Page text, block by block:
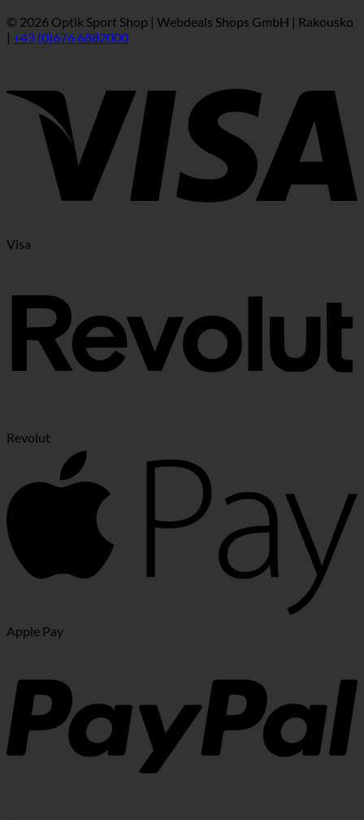
© 2026 Optik Sport Shop | Webdeals Shops GmbH | Rakousko
| +43 (0)676 6882000
Visa
Revolut
Apple Pay